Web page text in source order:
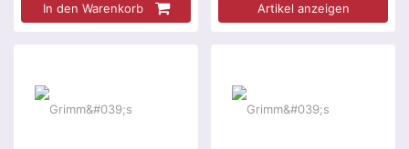
In den Warenkorb Artikel anzeigen